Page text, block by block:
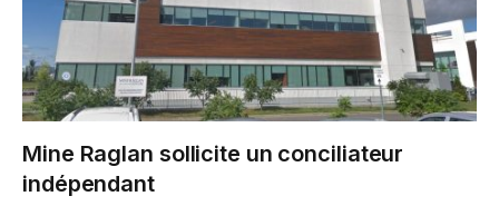
Mine Raglan sollicite un conciliateur
indépendant